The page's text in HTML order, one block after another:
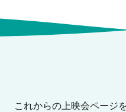
これからの上映会ページ